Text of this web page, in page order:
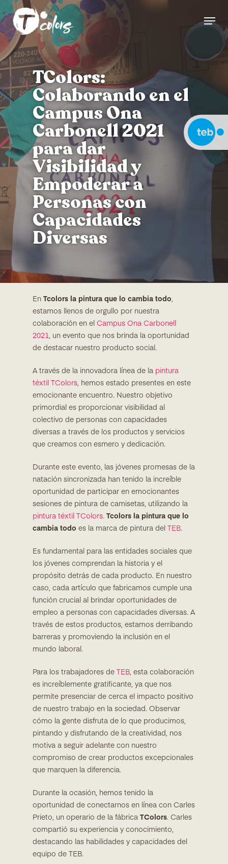
Skip
to
main
content
TColors:
Colaborando en el
Campus Ona
Carbonell 2021
para dar
Visibilidad y
Empoderar a
Personas con
Capacidades
Diversas
En Tcolors la pintura que lo cambia todo,
estamos llenos de orgullo por nuestra
colaboración en el Campus Ona Carbonell
2021, un evento que nos brinda la oportunidad
de destacar nuestro producto social.
A través de la innovadora línea de la pintura
téxtil TColors, hemos estado presentes en este
emocionante encuentro. Nuestro objetivo
primordial es proporcionar visibilidad al
colectivo de personas con capacidades
diversas a través de los productos y servicios
que creamos con esmero y dedicación.
Durante este evento, las jóvenes promesas de la
natación sincronizada han tenido la increíble
oportunidad de participar en emocionantes
sesiones de pintura de camisetas, utilizando la
pintura téxtil TColors. Tcolors la pintura que lo
cambia todo es la marca de pintura del TEB.
Es fundamental para las entidades sociales que
los jóvenes comprendan la historia y el
propósito detrás de cada producto. En nuestro
caso, cada artículo que fabricamos cumple una
función crucial al brindar oportunidades de
empleo a personas con capacidades diversas. A
través de estos productos, estamos derribando
barreras y promoviendo la inclusión en el
mundo laboral.
Para los trabajadores de TEB, esta colaboración
es increíblemente gratificante, ya que nos
permite presenciar de cerca el impacto positivo
de nuestro trabajo en la sociedad. Observar
cómo la gente disfruta de lo que producimos,
pintando y disfrutando de la creatividad, nos
motiva a seguir adelante con nuestro
compromiso de crear productos excepcionales
que marquen la diferencia.
Durante la ocasión, hemos tenido la
oportunidad de conectarnos en línea con Carles
Prieto, un operario de la fábrica TColors. Carles
compartió su experiencia y conocimiento,
destacando las habilidades y capacidades del
equipo de TEB.
Close